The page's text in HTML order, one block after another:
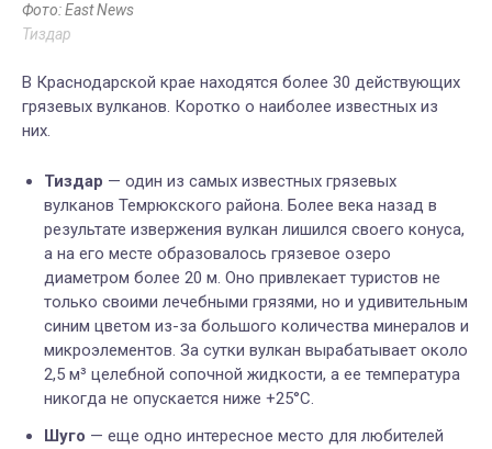
Фото: East News
Тиздар
В Краснодарской крае находятся более 30 действующих
грязевых вулканов. Коротко о наиболее известных из
них.
Тиздар — один из самых известных грязевых
вулканов Темрюкского района. Более века назад в
результате извержения вулкан лишился своего конуса,
а на его месте образовалось грязевое озеро
диаметром более 20 м. Оно привлекает туристов не
только своими лечебными грязями, но и удивительным
синим цветом из-за большого количества минералов и
микроэлементов. За сутки вулкан вырабатывает около
2,5 м³ целебной сопочной жидкости, а ее температура
никогда не опускается ниже +25°C.
Шуго — еще одно интересное место для любителей